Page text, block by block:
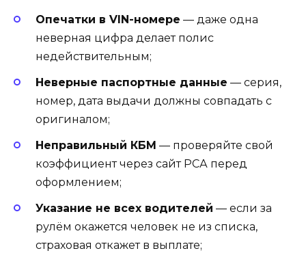
Опечатки в VIN-номере — даже одна
неверная цифра делает полис
недействительным;
Неверные паспортные данные — серия,
номер, дата выдачи должны совпадать с
оригиналом;
Неправильный КБМ — проверяйте свой
коэффициент через сайт РСА перед
оформлением;
Указание не всех водителей — если за
рулём окажется человек не из списка,
страховая откажет в выплате;